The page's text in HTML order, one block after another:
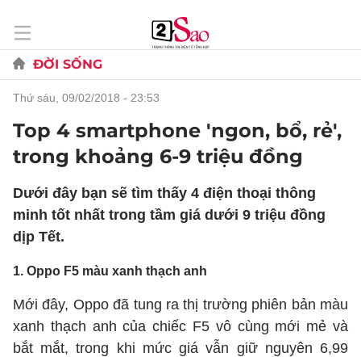
ĐỜI SỐNG
thứ sáu, 09/02/2018 - 23:53
Top 4 smartphone 'ngon, bổ, rẻ',
trong khoảng 6-9 triệu đồng
Dưới đây bạn sẽ tìm thấy 4 điện thoại thông
minh tốt nhất trong tầm giá dưới 9 triệu đồng
dịp Tết.
1. Oppo F5 màu xanh thạch anh
Mới đây, Oppo đã tung ra thị trường phiên bản màu
xanh thạch anh của chiếc F5 vô cùng mới mẻ và
bắt mắt, trong khi mức giá vẫn giữ nguyên 6,99